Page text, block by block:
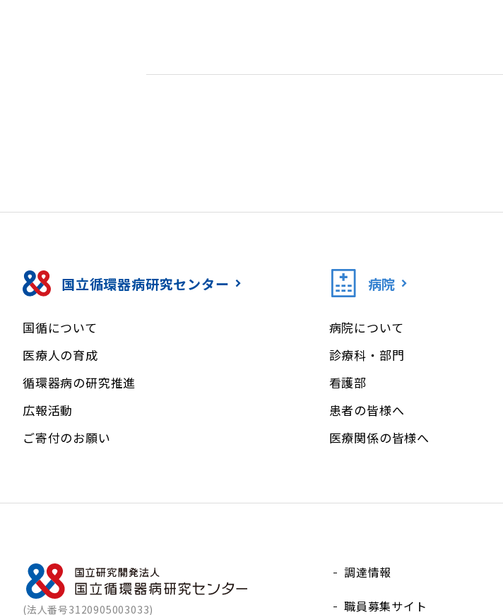
国立循環器病研究センター
国循について
医療人の育成
循環器病の研究推進
広報活動
ご寄付のお願い
病院
病院について
診療科・部門
看護部
患者の皆様へ
医療関係の皆様へ
(法人番号3120905003033)
調達情報
職員募集サイト